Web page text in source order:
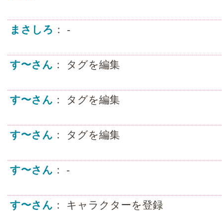
まさしろ ： -
す〜さん ： タグを編集
す〜さん ： タグを編集
す〜さん ： タグを編集
す〜さん ： -
す〜さん ： キャラクターを登録